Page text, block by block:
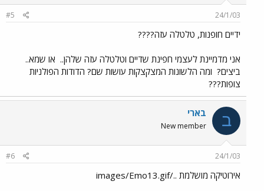
24/1/03
#5
ידיים חופנות, טלטלה עזה????
אני מדמיינת לעצמי חפינת שדיים וטלטלה עזה שלהן.. או שמא..
ביצים? ומה הלשונות המצקצקות עושות שם? הדודות הפולניות
צופות???
ב בארי
New member
24/1/03
#6
אירוטיקה מושלמת ../images/Emo13.gif